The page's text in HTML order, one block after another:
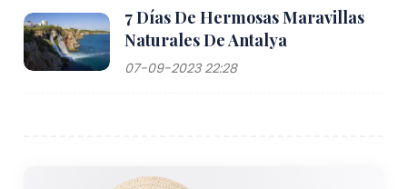
7 Días De Hermosas Maravillas
Naturales De Antalya
07-09-2023 22:28